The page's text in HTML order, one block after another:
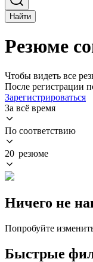
Найти
Резюме
Чтобы видеть все
После регистрации
Зарегистрироваться
За всё время
По соответствию
20 резюме
Ничего не
Попробуйте
Быстрые